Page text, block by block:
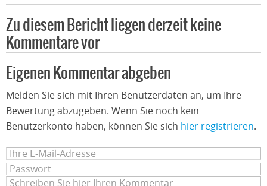
Zu diesem Bericht liegen derzeit keine
Kommentare vor
Eigenen Kommentar abgeben
Melden Sie sich mit Ihren Benutzerdaten an, um Ihre
Bewertung abzugeben. Wenn Sie noch kein
Benutzerkonto haben, können Sie sich hier registrieren.